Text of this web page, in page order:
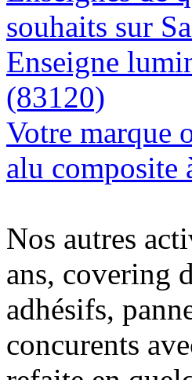
souhaits sur
Enseigne
(83120)
Votre marque
alu composite
Nos autres
ans, covering
adhésifs,
concurents